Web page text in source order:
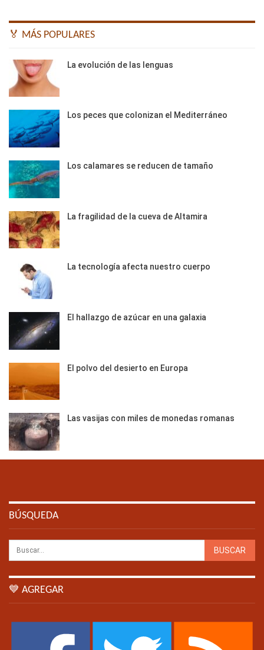
🏅 MÁS POPULARES
La evolución de las lenguas
Los peces que colonizan el Mediterráneo
Los calamares se reducen de tamaño
La fragilidad de la cueva de Altamira
La tecnología afecta nuestro cuerpo
El hallazgo de azúcar en una galaxia
El polvo del desierto en Europa
Las vasijas con miles de monedas romanas
BÚSQUEDA
💙 AGREGAR